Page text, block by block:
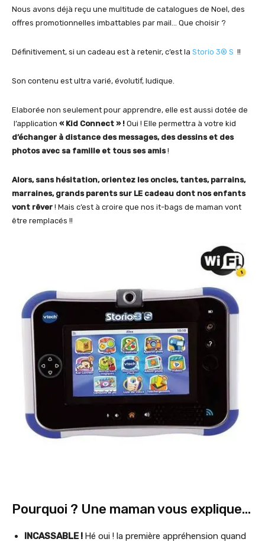
Nous avons déjà reçu une multitude de catalogues de Noel, des
offres promotionnelles imbattables par mail… Que choisir ?
Définitivement, si un cadeau est à retenir, c’est la Storio 3® S !!
Son contenu est ultra varié, évolutif, ludique.
Elaborée non seulement pour apprendre, elle est aussi dotée de
l’application « Kid Connect » ! Oui ! Elle permettra à votre kid
d’échanger à distance des messages, des dessins et des
photos avec sa famille et tous ses amis!
Alors, sans hésitation, orientez les oncles, tantes, parrains,
marraines, grands parents sur LE cadeau dont nos enfants
vont rêver ! Mais c’est à croire que nos it-bags de maman vont
être remplacés !!
Pourquoi ? Une maman vous explique…
INCASSABLE ! Hé oui ! la première appréhension quand